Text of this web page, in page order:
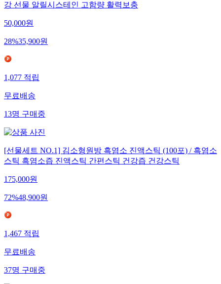
강 선물 알릴시스테인 고함량 활력보충
50,000원
28%35,900원
1,077 적립
무료배송
13명 구매중
[선물세트 NO.1] 김소형원방 흑염소 진액스틱 (100포) / 흑염소
스틱 흑염소즙 진액스틱 간편스틱 건강즙 건강스틱
175,000원
72%48,900원
1,467 적립
무료배송
37명 구매중